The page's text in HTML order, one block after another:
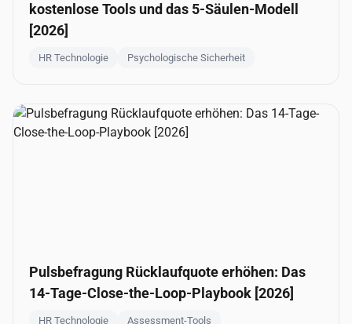
kostenlose Tools und das 5-Säulen-Modell
[2026]
HR Technologie Psychologische Sicherheit
Pulsbefragung Rücklaufquote erhöhen: Das
14-Tage-Close-the-Loop-Playbook [2026]
HR Technologie Assessment-Tools